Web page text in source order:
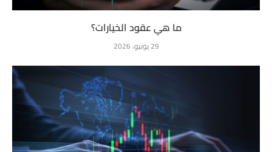
ما هي عقود الخيارات؟
29 يونيو، 2026